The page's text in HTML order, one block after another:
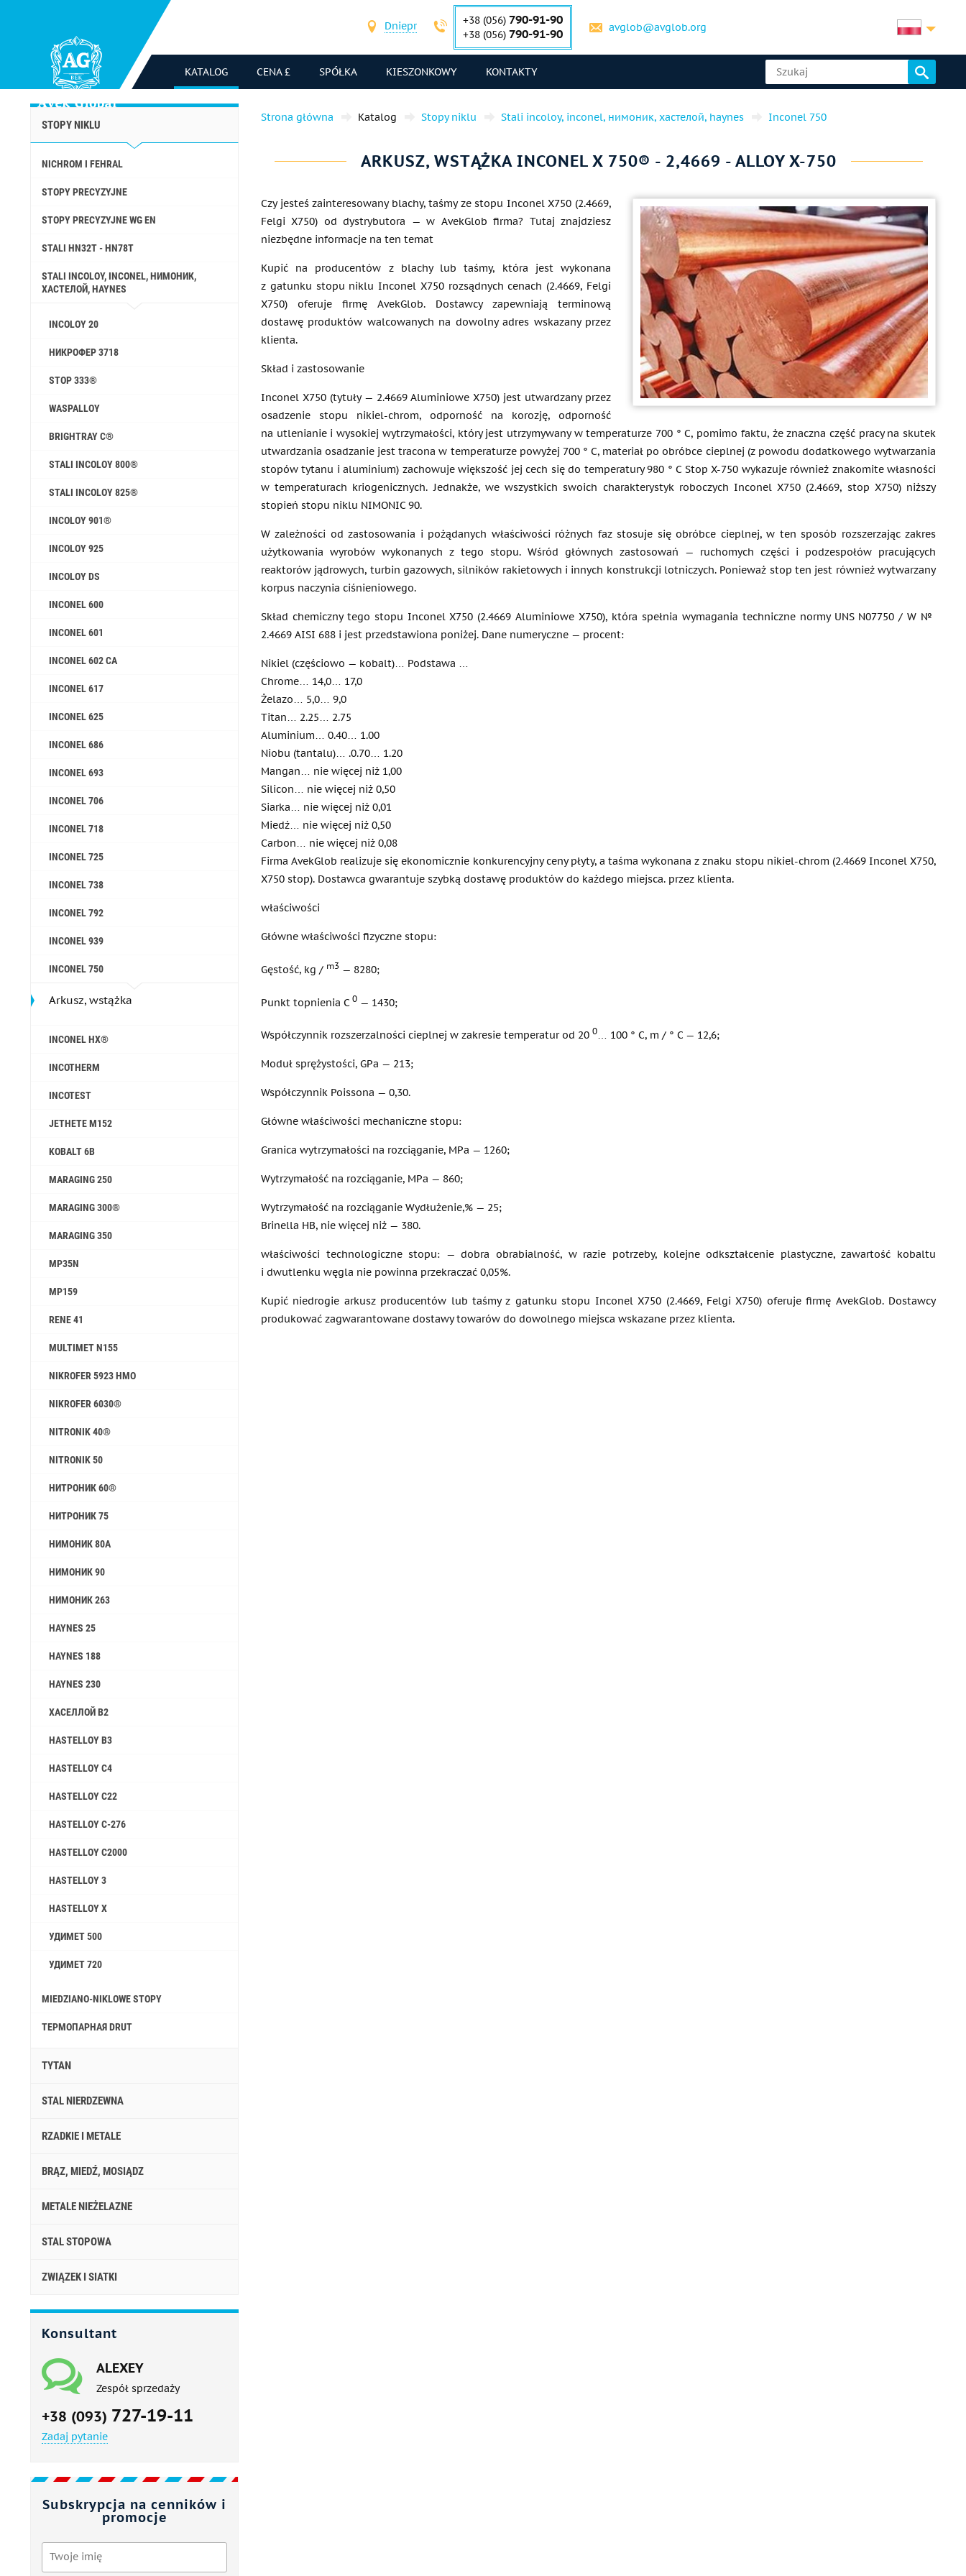
Dniepr +38 (056) 790-91-90
+38 (056) 790-91-90 avglob@avglob.org
KATALOG CENA £ SPÓŁKA KIESZONKOWY KONTAKTY
STOPY NIKLU
NICHROM I FEHRAL
STOPY PRECYZYJNE
STOPY PRECYZYJNE WG EN
STALI HN32T - HN78T
STALI INCOLOY, INCONEL, НИМОНИК,
ХАСТЕЛОЙ, HAYNES
INCOLOY 20
НИКРОФЕР 3718
STOP 333®
WASPALLOY
BRIGHTRAY C®
STALI INCOLOY 800®
STALI INCOLOY 825®
INCOLOY 901®
INCOLOY 925
INCOLOY DS
INCONEL 600
INCONEL 601
INCONEL 602 CA
INCONEL 617
INCONEL 625
INCONEL 686
INCONEL 693
INCONEL 706
INCONEL 718
INCONEL 725
INCONEL 738
INCONEL 792
INCONEL 939
INCONEL 750
Arkusz, wstążka
INCONEL HX®
INCOTHERM
INCOTEST
JETHETE M152
KOBALT 6B
MARAGING 250
MARAGING 300®
MARAGING 350
MP35N
MP159
RENE 41
MULTIMET N155
NIKROFER 5923 HMO
NIKROFER 6030®
NITRONIK 40®
NITRONIK 50
НИТРОНИК 60®
НИТРОНИК 75
НИМОНИК 80A
НИМОНИК 90
НИМОНИК 263
HAYNES 25
HAYNES 188
HAYNES 230
ХАСЕЛЛОЙ B2
HASTELLOY B3
HASTELLOY C4
HASTELLOY C22
HASTELLOY C-276
HASTELLOY C2000
HASTELLOY 3
HASTELLOY X
УДИМЕТ 500
УДИМЕТ 720
MIEDZIANO-NIKLOWE STOPY
ТЕРМОПАРНАЯ DRUT
TYTAN
STAL NIERDZEWNA
RZADKIE I METALE
BRĄZ, MIEDŹ, MOSIĄDZ
METALE NIEŻELAZNE
STAL STOPOWA
ZWIĄZEK I SIATKI
Konsultant
ALEXEY
Zespół sprzedaży
+38 (093) 727-19-11
Zadaj pytanie
Subskrypcja na cenników i
promocje
Strona główna Katalog Stopy niklu Stali incoloy, inconel, нимоник, хастелой, haynes Inconel 750
ARKUSZ, WSTĄŻKA INCONEL X 750® - 2,4669 - ALLOY X-750
Czy jesteś zainteresowany blachy, taśmy ze stopu Inconel X750 (2.4669,
Felgi X750) od dystrybutora — w AvekGlob firma? Tutaj znajdziesz
niezbędne informacje na ten temat
Kupić na producentów z blachy lub taśmy, która jest wykonana
z gatunku stopu niklu Inconel X750 rozsądnych cenach (2.4669, Felgi
X750) oferuje firmę AvekGlob. Dostawcy zapewniają terminową
dostawę produktów walcowanych na dowolny adres wskazany przez
klienta.
Skład i zastosowanie
Inconel X750 (tytuły — 2.4669 Aluminiowe X750) jest utwardzany przez
osadzenie stopu nikiel-chrom, odporność na korozję, odporność
na utlenianie i wysokiej wytrzymałości, który jest utrzymywany w temperaturze 700 ° C, pomimo faktu, że znaczna część pracy na skutek
utwardzania osadzanie jest tracona w temperaturze powyżej 700 ° C, materiał po obróbce cieplnej (z powodu dodatkowego wytwarzania
stopów tytanu i aluminium) zachowuje większość jej cech się do temperatury 980 ° C Stop X-750 wykazuje również znakomite własności
w temperaturach kriogenicznych. Jednakże, we wszystkich swoich charakterystyk roboczych Inconel X750 (2.4669, stop X750) niższy
stopień stopu niklu NIMONIC 90.
W zależności od zastosowania i pożądanych właściwości różnych faz stosuje się obróbce cieplnej, w ten sposób rozszerzając zakres
użytkowania wyrobów wykonanych z tego stopu. Wśród głównych zastosowań — ruchomych części i podzespołów pracujących
reaktorów jądrowych, turbin gazowych, silników rakietowych i innych konstrukcji lotniczych. Ponieważ stop ten jest również wytwarzany
korpus naczynia ciśnieniowego.
Skład chemiczny tego stopu Inconel X750 (2.4669 Aluminiowe X750), która spełnia wymagania techniczne normy UNS N07750 / W №
2.4669 AISI 688 i jest przedstawiona poniżej. Dane numeryczne — procent:
Nikiel (częściowo — kobalt)… Podstawa …
Chrome… 14,0… 17,0
Żelazo… 5,0… 9,0
Titan… 2.25… 2.75
Aluminium… 0.40… 1.00
Niobu (tantalu)… .0.70… 1.20
Mangan… nie więcej niż 1,00
Silicon… nie więcej niż 0,50
Siarka… nie więcej niż 0,01
Miedź… nie więcej niż 0,50
Carbon… nie więcej niż 0,08
Firma AvekGlob realizuje się ekonomicznie konkurencyjny ceny płyty, a taśma wykonana z znaku stopu nikiel-chrom (2.4669 Inconel X750,
X750 stop). Dostawca gwarantuje szybką dostawę produktów do każdego miejsca. przez klienta.
właściwości
Główne właściwości fizyczne stopu:
Gęstość, kg / m3 — 8280;
Punkt topnienia C 0 — 1430;
Współczynnik rozszerzalności cieplnej w zakresie temperatur od 20 0… 100 ° C, m / ° C — 12,6;
Moduł sprężystości, GPa — 213;
Współczynnik Poissona — 0,30.
Główne właściwości mechaniczne stopu:
Granica wytrzymałości na rozciąganie, MPa — 1260;
Wytrzymałość na rozciąganie, MPa — 860;
Wytrzymałość na rozciąganie Wydłużenie,% — 25;
Brinella HB, nie więcej niż — 380.
właściwości technologiczne stopu: — dobra obrabialność, w razie potrzeby, kolejne odkształcenie plastyczne, zawartość kobaltu
i dwutlenku węgla nie powinna przekraczać 0,05%.
Kupić niedrogie arkusz producentów lub taśmy z gatunku stopu Inconel X750 (2.4669, Felgi X750) oferuje firmę AvekGlob. Dostawcy
produkować zagwarantowane dostawy towarów do dowolnego miejsca wskazane przez klienta.